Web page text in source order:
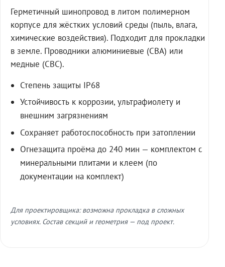
Герметичный шинопровод в литом полимерном
корпусе для жёстких условий среды (пыль, влага,
химические воздействия). Подходит для прокладки
в земле. Проводники алюминиевые (СВА) или
медные (СВС).
Степень защиты IP68
Устойчивость к коррозии, ультрафиолету и
внешним загрязнениям
Сохраняет работоспособность при затоплении
Огнезащита проёма до 240 мин — комплектом с
минеральными плитами и клеем (по
документации на комплект)
Для проектировщика: возможна прокладка в сложных
условиях. Состав секций и геометрия — под проект.